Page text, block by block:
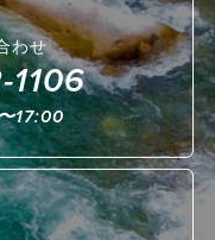
わせ
17:00